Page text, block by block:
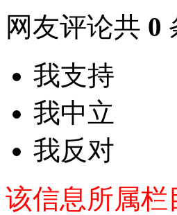
网友评论共 0
我支持
我中立
我反对
该信息所属